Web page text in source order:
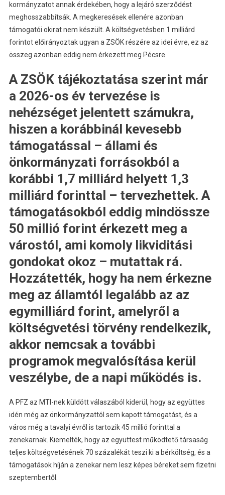
kormányzatot annak érdekében, hogy a lejáró szerződést
meghosszabbítsák. A megkeresések ellenére azonban
támogatói okirat nem készült. A költségvetésben 1 milliárd
forintot előirányoztak ugyan a ZSÖK részére az idei évre, ez az
összeg azonban eddig nem érkezett meg Pécsre.
A ZSÖK tájékoztatása szerint már
a 2026-os év tervezése is
nehézséget jelentett számukra,
hiszen a korábbinál kevesebb
támogatással – állami és
önkormányzati forrásokból a
korábbi 1,7 milliárd helyett 1,3
milliárd forinttal – tervezhettek. A
támogatásokból eddig mindössze
50 millió forint érkezett meg a
várostól, ami komoly likviditási
gondokat okoz – mutattak rá.
Hozzátették, hogy ha nem érkezne
meg az államtól legalább az az
egymilliárd forint, amelyről a
költségvetési törvény rendelkezik,
akkor nemcsak a további
programok megvalósítása kerül
veszélybe, de a napi működés is.
A PFZ az MTI-nek küldött válaszából kiderül, hogy az együttes
idén még az önkormányzattól sem kapott támogatást, és a
város még a tavalyi évről is tartozik 45 millió forinttal a
zenekarnak. Kiemelték, hogy az együttest működtető társaság
teljes költségvetésének 70 százalékát teszi ki a bérköltség, és a
támogatások híján a zenekar nem lesz képes béreket sem fizetni
szeptembertől.